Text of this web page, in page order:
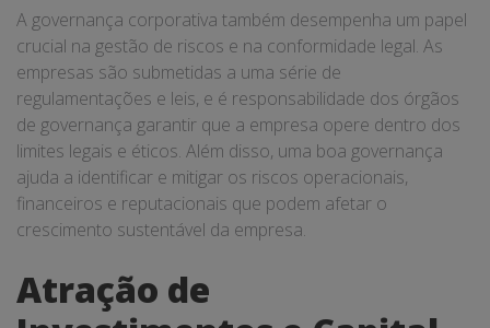
A governança corporativa também desempenha um papel
crucial na gestão de riscos e na conformidade legal. As
empresas são submetidas a uma série de
regulamentações e leis, e é responsabilidade dos órgãos
de governança garantir que a empresa opere dentro dos
limites legais e éticos. Além disso, uma boa governança
ajuda a identificar e mitigar os riscos operacionais,
financeiros e reputacionais que podem afetar o
crescimento sustentável da empresa.
Atração de